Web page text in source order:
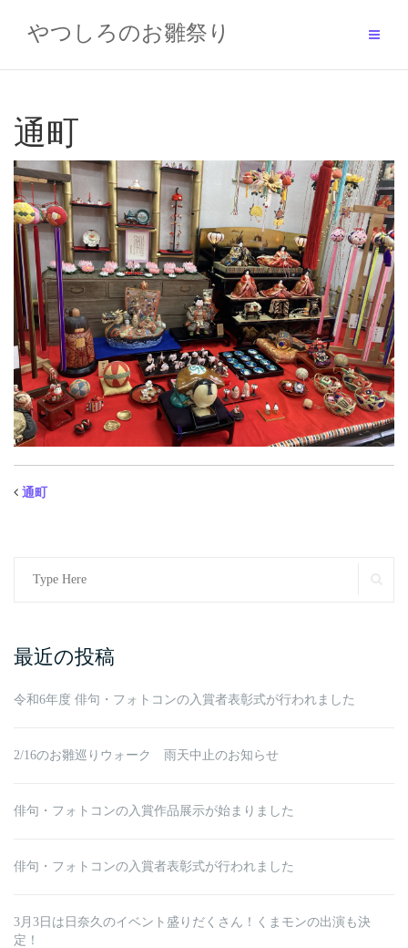
contentやつしろのお雛祭り
通町
通町
Search
最近の投稿
令和6年度 俳句・フォトコンの入賞者表彰式が行われました
2/16のお雛巡りウォーク 雨天中止のお知らせ
俳句・フォトコンの入賞作品展示が始まりました
俳句・フォトコンの入賞者表彰式が行われました
3月3日は日奈久のイベント盛りだくさん！くまモンの出演も決
定！